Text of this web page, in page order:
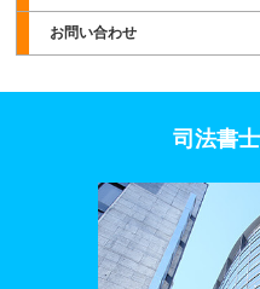
お問い合わせ
司法書